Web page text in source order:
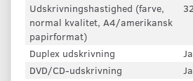
Udskrivningshastighed (farve,
normal kvalitet, A4/amerikansk
papirformat)
Duplex udskrivning
Ja
DVD/CD-udskrivning
Ja